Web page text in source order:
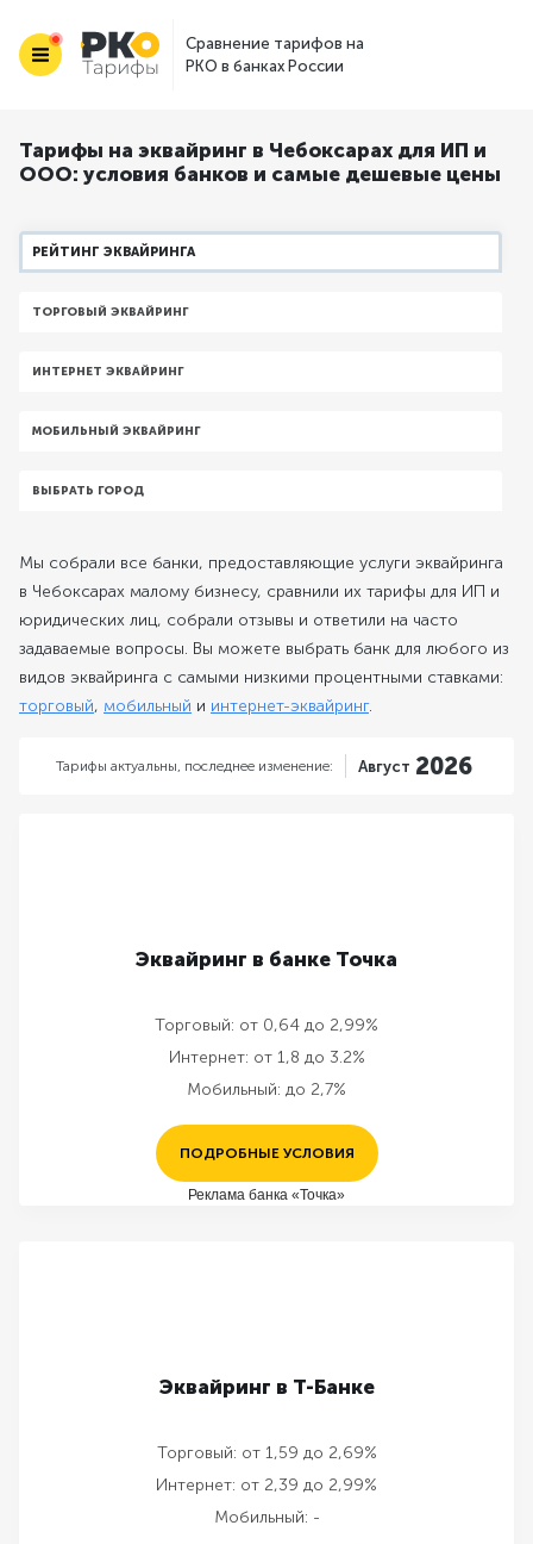
Сравнение тарифов на
РКО в банках России
Тарифы на эквайринг в Чебоксарах для ИП и
ООО: условия банков и самые дешевые цены
РЕЙТИНГ ЭКВАЙРИНГА
ТОРГОВЫЙ ЭКВАЙРИНГ
ИНТЕРНЕТ ЭКВАЙРИНГ
МОБИЛЬНЫЙ ЭКВАЙРИНГ
ВЫБРАТЬ ГОРОД
Мы собрали все банки, предоставляющие услуги эквайринга
в Чебоксарах малому бизнесу, сравнили их тарифы для ИП и
юридических лиц, собрали отзывы и ответили на часто
задаваемые вопросы. Вы можете выбрать банк для любого из
видов эквайринга с самыми низкими процентными ставками:
торговый, мобильный и интернет-эквайринг.
Тарифы актуальны, последнее изменение: Август 2026
Эквайринг в банке Точка
Торговый: от 0,64 до 2,99%
Интернет: от 1,8 до 3.2%
Мобильный: до 2,7%
ПОДРОБНЫЕ УСЛОВИЯ
Реклама банка «Точка»
Эквайринг в Т-Банке
Торговый: от 1,59 до 2,69%
Интернет: от 2,39 до 2,99%
Мобильный: -